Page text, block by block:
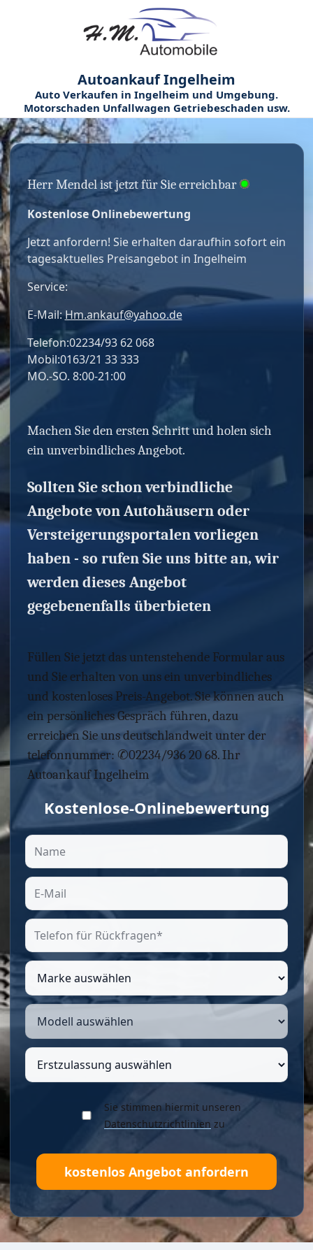
Autoankauf Ingelheim
Auto Verkaufen in Ingelheim und Umgebung.
Motorschaden Unfallwagen Getriebeschaden usw.
Herr Mendel ist jetzt für Sie erreichbar
Kostenlose Onlinebewertung
Jetzt anfordern! Sie erhalten daraufhin sofort ein
tagesaktuelles Preisangebot in Ingelheim
Service:
E-Mail:Hm.ankauf@yahoo.de
Telefon:02234/93 62 068
Mobil:0163/21 33 333
MO.-SO. 8:00-21:00
Machen Sie den ersten Schritt und holen sich
ein unverbindliches Angebot.
Sollten Sie schon verbindliche
Angebote von Autohäusern oder
Versteigerungsportalen vorliegen
haben - so rufen Sie uns bitte an, wir
werden dieses Angebot
gegebenenfalls überbieten
Füllen Sie jetzt das untenstehende Formular aus
und Sie erhalten von uns ein unverbindliches
und kostenloses Preis-Angebot. Sie können auch
ein persönliches Gespräch führen, dazu
erreichen Sie uns deutschlandweit unter der
telefonnummer: ✆02234/936 20 68. Ihr
Autoankauf Ingelheim
Kostenlose-Onlinebewertung
Sie stimmen hiermit unseren
Datenschutzrichtlinien zu